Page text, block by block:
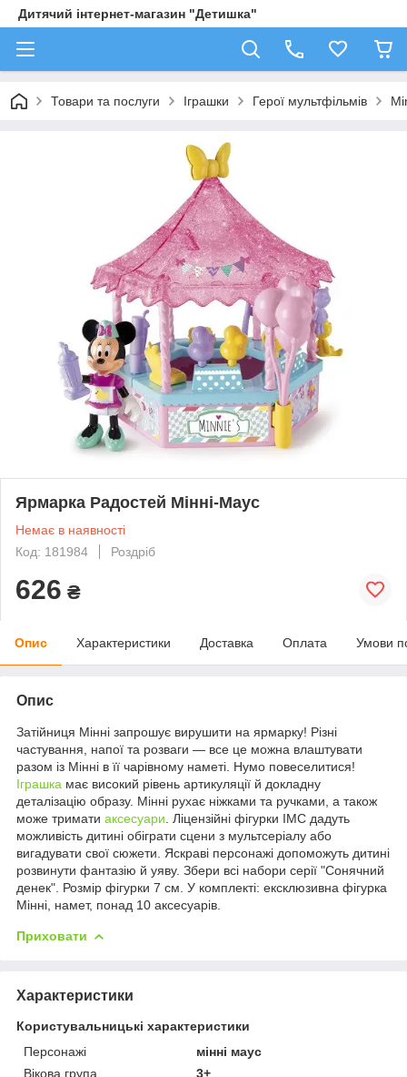
Дитячий інтернет-магазин "Детишка"
Товари та послуги Іграшки Герої мультфільмів
Ярмарка Радостей Мінні-Маус
Немає в наявності
Код: 181984
Роздріб
626 ₴
Опис Характеристики Доставка Оплата Умови
Опис
Затійниця Мінні запрошує вирушити на ярмарку! Різні
частування, напої та розваги — все це можна влаштувати
разом із Мінні в її чарівному наметі. Нумо повеселитися!
Іграшка має високий рівень артикуляції й докладну
деталізацію образу. Мінні рухає ніжками та ручками, а також
може тримати аксесуари . Ліцензійні фігурки IMC дадуть
можливість дитині обіграти сцени з мультсеріалу або
вигадувати свої сюжети. Яскраві персонажі допоможуть дитині
розвинути фантазію й уяву. Збери всі набори серії "Сонячний
денек". Розмір фігурки 7 см. У комплекті: ексклюзивна фігурка
Мінні, намет, понад 10 аксесуарів.
Приховати
Характеристики
Користувальницькі характеристики
Персонажі
мінні маус
Вікова група
3+